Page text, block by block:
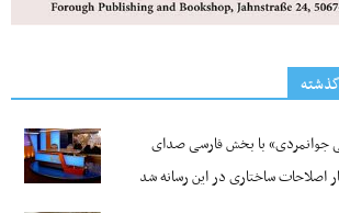
جوانمردی» با بخش فارسی صدای
اصلاحات ساختاری در این رسانه شد